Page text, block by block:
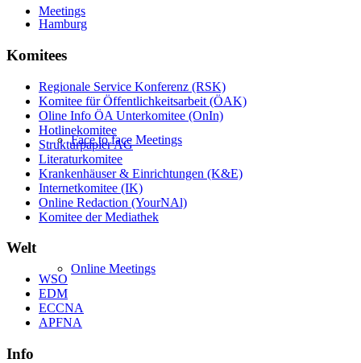
Meetings
Face to face Meetings
Online Meetings
Hamburg
Komitees
Regionale Service Konferenz (RSK)
Komitee für Öffentlichkeitsarbeit (ÖAK)
Oline Info ÖA Unterkomitee (OnIn)
Hotlinekomitee
Strukturpapier AG
Literaturkomitee
Krankenhäuser & Einrichtungen (K&E)
Internetkomitee (IK)
Online Redaction (YourNAl)
Komitee der Mediathek
Welt
WSO
EDM
ECCNA
APFNA
Info